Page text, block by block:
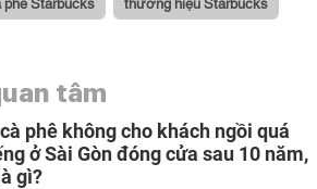
tâm
phê không cho khách ngồi quá
ở Sài Gòn đóng cửa sau 10 năm,
gì?